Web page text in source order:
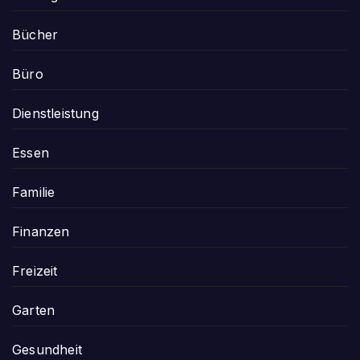
Bücher
Büro
Dienstleistung
Essen
Familie
Finanzen
Freizeit
Garten
Gesundheit